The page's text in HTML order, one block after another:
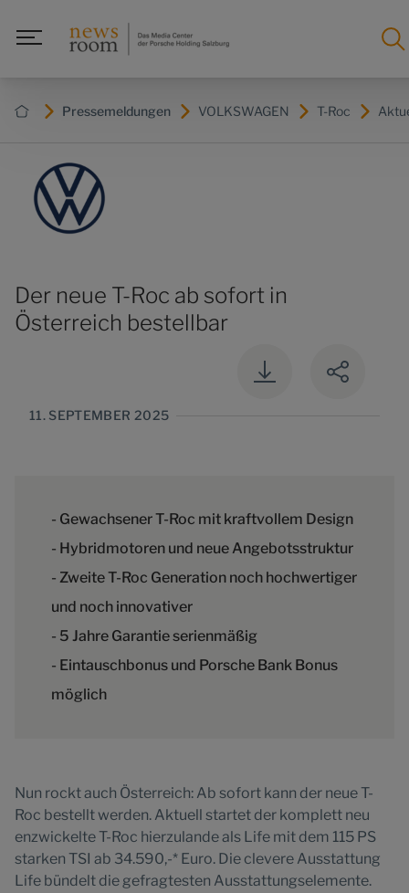
Pressemeldungen VOLKSWAGEN T-Roc
Der neue T-Roc ab sofort in
Österreich bestellbar
11. SEPTEMBER 2025
- Gewachsener T-Roc mit kraftvollem Design
- Hybridmotoren und neue Angebotsstruktur
- Zweite T-Roc Generation noch hochwertiger
und noch innovativer
- 5 Jahre Garantie serienmäßig
- Eintauschbonus und Porsche Bank Bonus
möglich
Nun rockt auch Österreich: Ab sofort kann der neue T-
Roc bestellt werden. Aktuell startet der komplett neu
enzwickelte T-Roc hierzulande als Life mit dem 115 PS
starken TSI ab 34.590,-* Euro. Die clevere Ausstattung
Life bündelt die gefragtesten Ausstattungselemente.